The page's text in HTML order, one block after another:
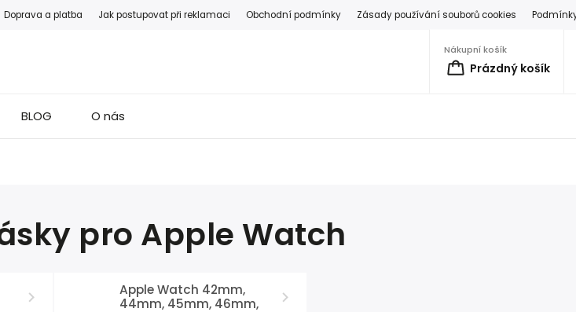
Doprava a platba Jak postupovat při reklamaci Obchodní podmínky Zásady používání souborů cookies
Nákupní košík
Prázdný košík
BLOG O nás
pro Apple Watch
Apple Watch 42mm,
44mm, 45mm, 46mm,